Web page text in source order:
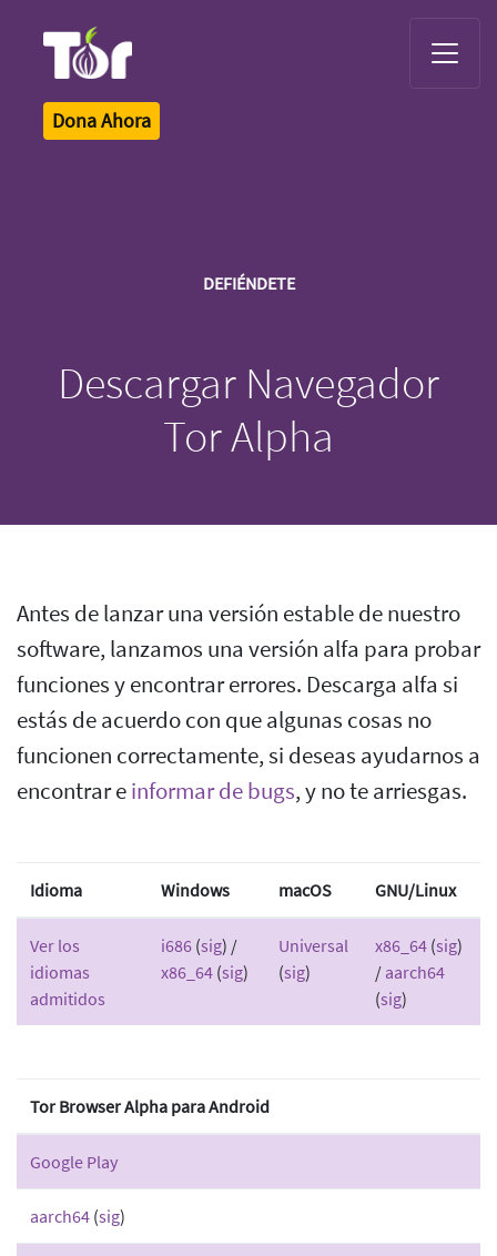
Dona Ahora
DEFIÉNDETE
Descargar Navegador
Tor Alpha
Antes de lanzar una versión estable de nuestro
software, lanzamos una versión alfa para probar
funciones y encontrar errores. Descarga alfa si
estás de acuerdo con que algunas cosas no
funcionen correctamente, si deseas ayudarnos a
encontrar einformar de bugs, y no te arriesgas.
Idioma Windows macOS GNU/Linux
Ver los
idiomas
admitidos
i686 (sig) /
x86_64 (sig)
Universal
(sig)
x86_64 (sig)
/ aarch64
(sig)
Tor Browser Alpha para Android
Google Play
aarch64 (sig)